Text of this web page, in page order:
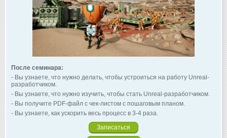
После семинара:
- Вы узнаете, что нужно делать, чтобы устроиться на работу Unreal-
разработчиком.
- Вы узнаете, что нужно изучить, чтобы стать Unreal-разработчиком.
- Вы получите PDF-файл с чек-листом с пошаговым планом.
- Вы узнаете, как ускорить весь процесс в 3-4 раза.
Записаться